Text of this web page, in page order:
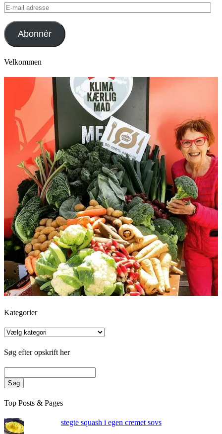
E-
mail
adresse
Abonnér
Velkommen
Kategorier
Kategorier
Søg efter opskrift her
Søg
Top Posts & Pages
stegte squash i egen cremet sovs